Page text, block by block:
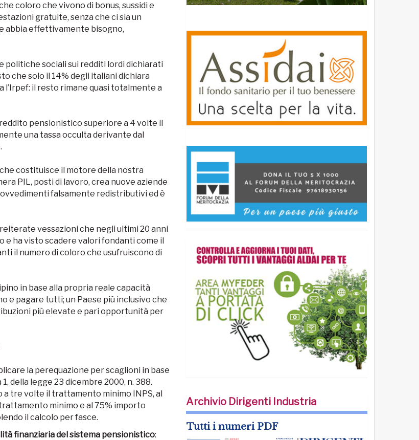
coloro che vivono di bonus, sussidi e
gratuite, senza che ci sia un
abbia effettivamente bisogno,
politiche sociali sui redditi lordi dichiarati
che solo il 14% degli italiani dichiara
l’Irpef: il resto rimane quasi totalmente a
pensionistico superiore a 4 volte il
una tassa occulta derivante dal
costituisce il motore della nostra
PIL, posti di lavoro, crea nuove aziende
falsamente redistributivi ed è
vessazioni che negli ultimi 20 anni
e ha visto scadere valori fondanti come il
il numero di coloro che usufruiscono di
in base alla propria reale capacità
e pagare tutti; un Paese più inclusivo che
più elevate e pari opportunità per
la perequazione per scaglioni in base
della legge 23 dicembre 2000, n. 388.
a tre volte il trattamento minimo INPS, al
minimo e al 75% importo
il calcolo per fasce.
finanziaria del sistema pensionistico:
Archivio Dirigenti Industria
Tutti i numeri PDF